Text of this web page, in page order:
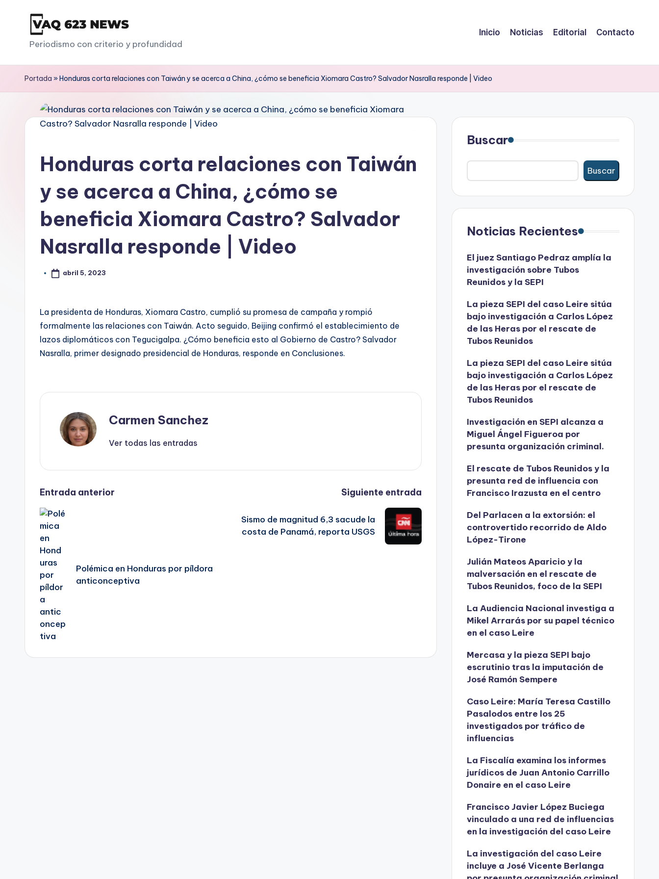
V
a
q
Periodismo con criterio y profundidad
Inicio Noticias Editorial Contacto
Portada »Honduras corta relaciones con Taiwán y se acerca a China, ¿cómo se beneficia Xiomara Castro? Salvador Nasralla responde | Video
Honduras corta relaciones con Taiwán
y se acerca a China, ¿cómo se
beneficia Xiomara Castro? Salvador
Nasralla responde | Video
abril 5, 2023
La presidenta de Honduras, Xiomara Castro, cumplió su promesa de campaña y rompió
formalmente las relaciones con Taiwán. Acto seguido, Beijing confirmó el establecimiento de
lazos diplomáticos con Tegucigalpa. ¿Cómo beneficia esto al Gobierno de Castro? Salvador
Nasralla, primer designado presidencial de Honduras, responde en Conclusiones.
Carmen Sanchez
Ver todas las entradas
Navegación
de
entradas
Entrada anterior
Polémica en Honduras por píldora
anticonceptiva
Siguiente entrada
Sismo de magnitud 6,3 sacude la
costa de Panamá, reporta USGS
Buscar
Buscar
Noticias Recientes
El juez Santiago Pedraz amplía la
investigación sobre Tubos
Reunidos y la SEPI
La pieza SEPI del caso Leire sitúa
bajo investigación a Carlos López
de las Heras por el rescate de
Tubos Reunidos
La pieza SEPI del caso Leire sitúa
bajo investigación a Carlos López
de las Heras por el rescate de
Tubos Reunidos
Investigación en SEPI alcanza a
Miguel Ángel Figueroa por
presunta organización criminal.
El rescate de Tubos Reunidos y la
presunta red de influencia con
Francisco Irazusta en el centro
Del Parlacen a la extorsión: el
controvertido recorrido de Aldo
López-Tirone
Julián Mateos Aparicio y la
malversación en el rescate de
Tubos Reunidos, foco de la SEPI
La Audiencia Nacional investiga a
Mikel Arrarás por su papel técnico
en el caso Leire
Mercasa y la pieza SEPI bajo
escrutinio tras la imputación de
José Ramón Sempere
Caso Leire: María Teresa Castillo
Pasalodos entre los 25
investigados por tráfico de
influencias
La Fiscalía examina los informes
jurídicos de Juan Antonio Carrillo
Donaire en el caso Leire
Francisco Javier López Buciega
vinculado a una red de influencias
en la investigación del caso Leire
La investigación del caso Leire
incluye a José Vicente Berlanga